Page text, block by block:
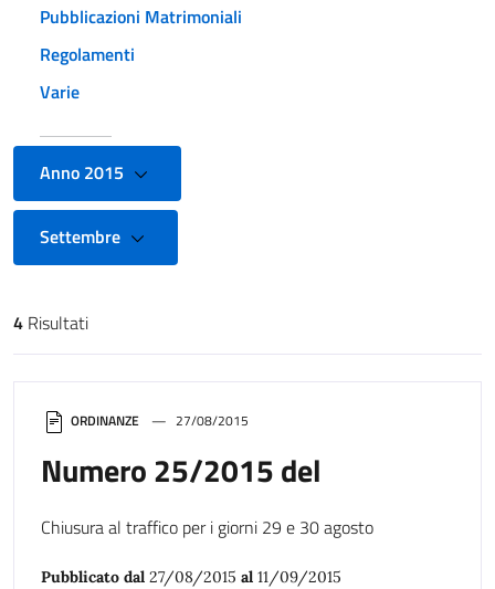
Pubblicazioni Matrimoniali
Regolamenti
Varie
Anno 2015
Settembre
Risultati di ricerca
4 Risultati
ORDINANZE 27/08/2015
Numero 25/2015 del
Chiusura al traffico per i giorni 29 e 30 agosto
Pubblicato dal 27/08/2015 al 11/09/2015